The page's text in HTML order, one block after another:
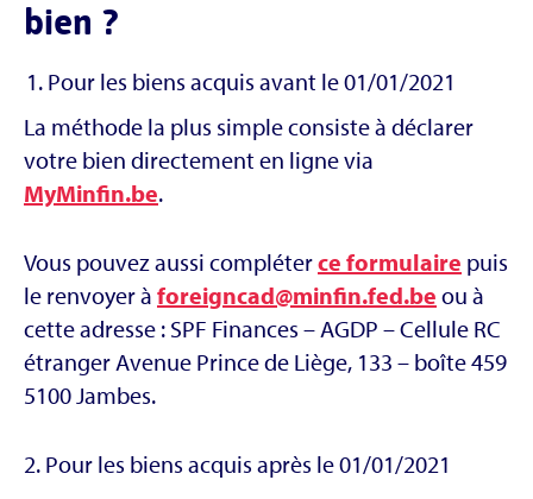
bien ?
Pour les biens acquis avant le 01/01/2021
La méthode la plus simple consiste à déclarer
votre bien directement en ligne via
MyMinfin.be.
Vous pouvez aussi compléterce formulaire puis
le renvoyer à foreigncad@minfin.fed.be ou à
cette adresse : SPF Finances – AGDP – Cellule RC
étranger Avenue Prince de Liège, 133 – boîte 459
5100 Jambes.
2. Pour les biens acquis après le 01/01/2021